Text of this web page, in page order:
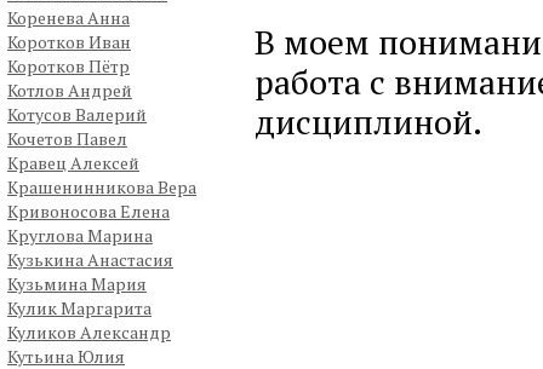
Коренева Анна
Коротков Иван
Коротков Пётр
Котлов Андрей
Котусов Валерий
Кочетов Павел
Кравец Алексей
Крашенинникова Вера
Кривоносова Елена
Круглова Марина
Кузькина Анастасия
Кузьмина Мария
Кулик Маргарита
Куликов Александр
Кутьина Юлия
В моем
работа с
дисциплиной.